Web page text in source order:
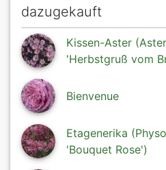
dazugekauft
Kissen-Aster
'Herbstgruß vom
Bienvenue
Etagenerika
'Bouquet Rose')